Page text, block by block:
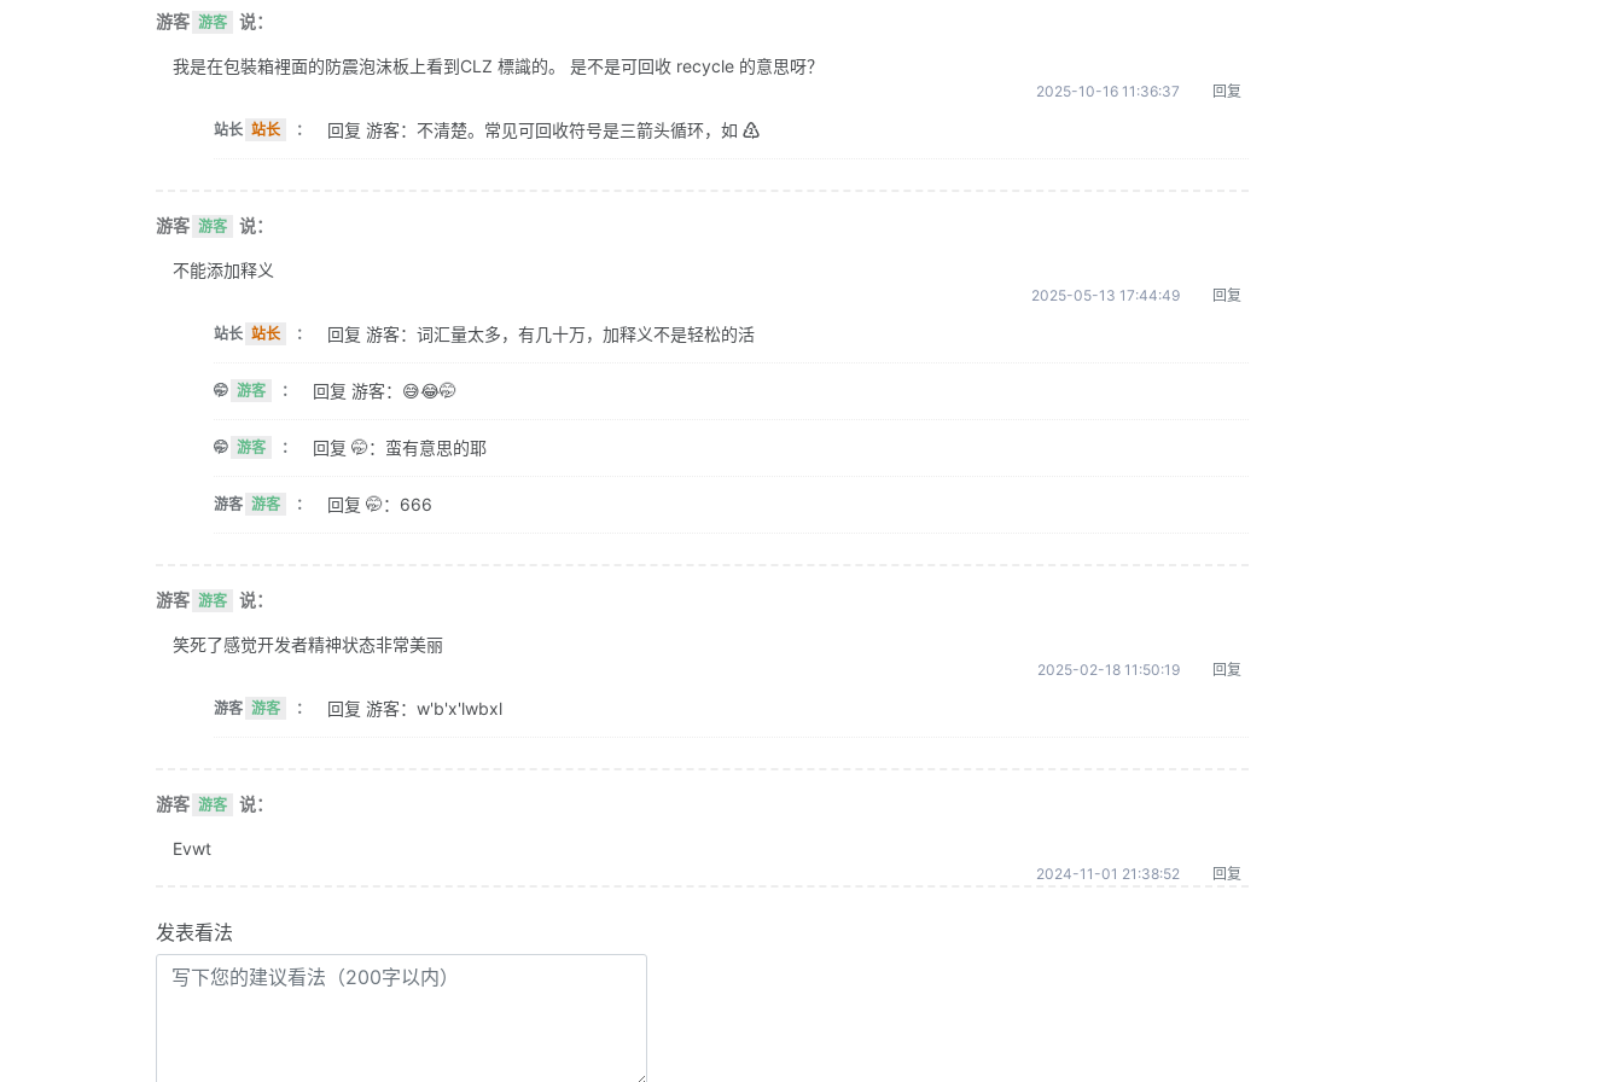
游客 游客 说：
我是在包裝箱裡面的防震泡沫板上看到CLZ 標識的。 是不是可回收 recycle 的意思呀？
2025-10-16 11:36:37 回复
站长 站长 ： 回复 游客：不清楚。常见可回收符号是三箭头循环，如 ♴
游客 游客 说：
不能添加释义
2025-05-13 17:44:49 回复
站长 站长 ： 回复 游客：词汇量太多，有几十万，加释义不是轻松的活
🤭 游客 ： 回复 游客：😅😂🤭
🤭 游客 ： 回复 🤭：蛮有意思的耶
游客 游客 ： 回复 🤭：666
游客 游客 说：
笑死了感觉开发者精神状态非常美丽
2025-02-18 11:50:19 回复
游客 游客 ： 回复 游客：w'b'x'lwbxl
游客 游客 说：
Evwt
2024-11-01 21:38:52 回复
发表看法